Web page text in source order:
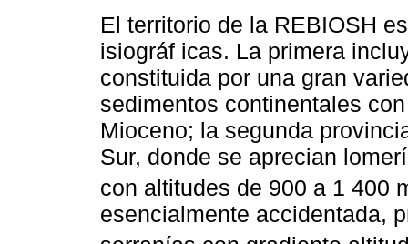
El territorio de la REBIOSH
isiográf icas. La primera
constituida por una gran
sedimentos continentales
Mioceno; la segunda
Sur, donde se aprecian
con altitudes de 900 a 1 400
esencialmente accidentada,